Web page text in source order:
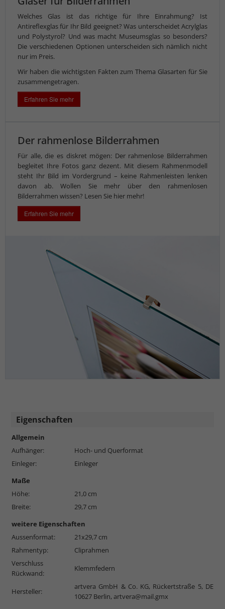
Welches Glas ist das richtige für Ihre Einrahmung? Ist
Antireflexglas für Ihr Bild geeignet? Was unterscheidet Acrylglas
und Polystyrol? Und was macht Museumsglas so besonders?
Die verschiedenen Optionen unterscheiden sich nämlich nicht
nur im Preis.
Wir haben die wichtigsten Fakten zum Thema Glasarten für Sie
zusammengetragen.
Erfahren Sie mehr
Der rahmenlose Bilderrahmen
Für alle, die es diskret mögen: Der rahmenlose Bilderrahmen
begleitet Ihre Fotos ganz dezent. Mit diesem Rahmenmodell
steht Ihr Bild im Vordergrund – keine Rahmenleisten lenken
davon ab. Wollen Sie mehr über den rahmenlosen
Bilderrahmen wissen? Lesen Sie hier mehr!
Erfahren Sie mehr
Eigenschaften
Allgemein
Aufhänger:
Hoch- und Querformat
Einleger:
Einleger
Maße
Höhe:
21,0 cm
Breite:
29,7 cm
weitere Eigenschaften
Aussenformat:
21x29,7 cm
Rahmentyp:
Cliprahmen
Verschluss
Rückwand:
Klemmfedern
Hersteller:
artvera GmbH & Co. KG, Rückertstraße 5, DE
10627 Berlin,artvera@mail.gmx